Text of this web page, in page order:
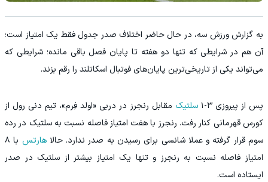
به گزارش ورزش سه، در حال حاضر اختلاف صدر جدول فقط یک امتیاز است؛
آن هم در شرایطی که تنها دو هفته تا پایان فصل باقی مانده؛ شرایطی که
می‌تواند یکی از تاریخی‌ترین پایان‌های فوتبال اسکاتلند را رقم بزند.
پس از پیروزی ۳-۱ سلتیک مقابل رنجرز در دربی «اولد فِرم»، تیم دنی رول از
کورس قهرمانی کنار رفت. رنجرز با هفت امتیاز فاصله نسبت به سلتیک در رده
سوم قرار گرفته و عملا شانسی برای رسیدن به صدر ندارد. حالاهارتس
با ۸
امتیاز فاصله نسبت به رنجرز و تنها یک امتیاز بیشتر از سلتیک در صدر
ایستاده است.